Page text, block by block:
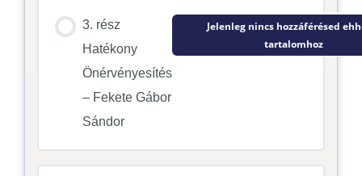
3. rész
Hatékony
Önérvényesítés
– Fekete Gábor
Sándor
Jelenleg nincs hozzáférésed
tartalomhoz